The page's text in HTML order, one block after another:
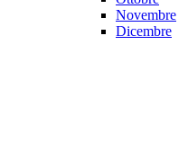
Novembre
Dicembre